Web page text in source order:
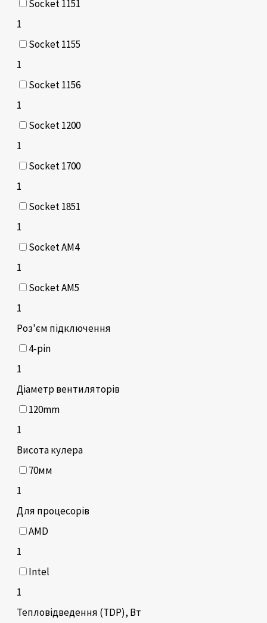
Socket 1151
1
Socket 1155
1
Socket 1156
1
Socket 1200
1
Socket 1700
1
Socket 1851
1
Socket AM4
1
Socket AM5
1
Роз'єм підключення
4-pin
1
Діаметр вентиляторів
120mm
1
Висота кулера
70мм
1
Для процесорів
AMD
1
Intel
1
Тепловідведення (TDP), Вт